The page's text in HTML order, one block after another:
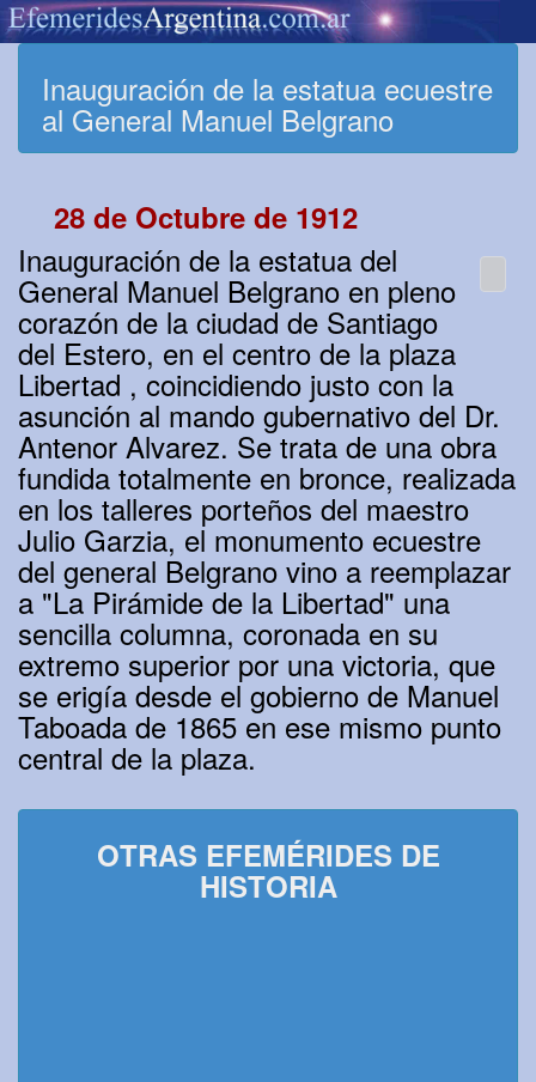
Inauguración de la estatua ecuestre
al General Manuel Belgrano
28 de Octubre de 1912
Inauguración de la estatua del
General Manuel Belgrano en pleno
corazón de la ciudad de Santiago
del Estero, en el centro de la plaza
Libertad , coincidiendo justo con la
asunción al mando gubernativo del Dr.
Antenor Alvarez. Se trata de una obra
fundida totalmente en bronce, realizada
en los talleres porteños del maestro
Julio Garzia, el monumento ecuestre
del general Belgrano vino a reemplazar
a "La Pirámide de la Libertad" una
sencilla columna, coronada en su
extremo superior por una victoria, que
se erigía desde el gobierno de Manuel
Taboada de 1865 en ese mismo punto
central de la plaza.
OTRAS EFEMÉRIDES DE
HISTORIA